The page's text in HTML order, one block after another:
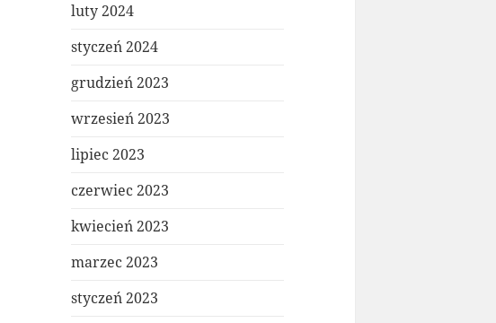
luty 2024
styczeń 2024
grudzień 2023
wrzesień 2023
lipiec 2023
czerwiec 2023
kwiecień 2023
marzec 2023
styczeń 2023